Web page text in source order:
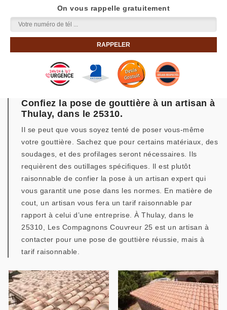
On vous rappelle gratuitement
Confiez la pose de gouttière à un artisan à
Thulay, dans le 25310.
Il se peut que vous soyez tenté de poser vous-même
votre gouttière. Sachez que pour certains matériaux, des
soudages, et des profilages seront nécessaires. Ils
requièrent des outillages spécifiques. Il est plutôt
raisonnable de confier la pose à un artisan expert qui
vous garantit une pose dans les normes. En matière de
cout, un artisan vous fera un tarif raisonnable par
rapport à celui d’une entreprise. À Thulay, dans le
25310, Les Compagnons Couvreur 25 est un artisan à
contacter pour une pose de gouttière réussie, mais à
tarif raisonnable.